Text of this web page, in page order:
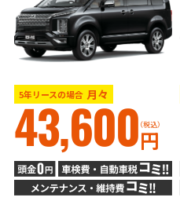
5年リースの場合 月々
43,600円
（税込）